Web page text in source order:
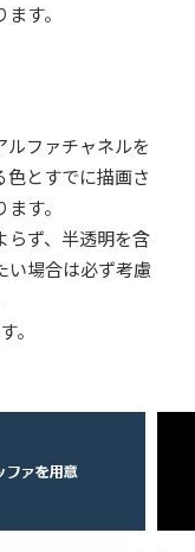
す。
ルファチャネルを
とすでに描画さ
す。
らず、半透明を含
い場合は必ず考慮
。